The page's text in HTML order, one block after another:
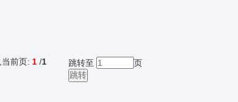
前页: 1 /1 跳转至 页